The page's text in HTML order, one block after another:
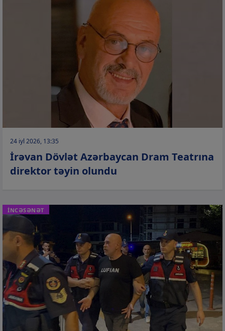
24 iyl 2026, 13:35
İrəvan Dövlət Azərbaycan Dram Teatrına
direktor təyin olundu
İNCƏSƏNƏT